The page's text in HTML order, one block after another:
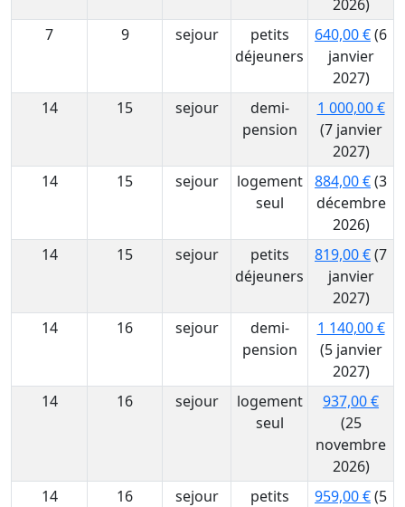
2026)
7
9 sejour
petits
déjeuners
640,00 €(6
janvier
2027)
14
15 sejour
demi-
pension
1 000,00 €
(7 janvier
2027)
14
15 sejour
logement
seul
884,00 €(3
décembre
2026)
14
15 sejour
petits
déjeuners
819,00 €(7
janvier
2027)
14
16 sejour
demi-
pension
1 140,00 €
(5 janvier
2027)
14
16 sejour
logement
seul
937,00 €
(25
novembre
2026)
14
16 sejour
petits
959,00 €(5